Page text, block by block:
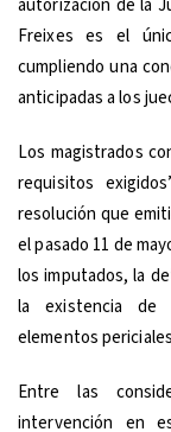
autorización de la
Freixes es el
cumpliendo una
anticipadas a los
Los magistrados
requisitos
resolución que
el pasado 11 de
los imputados, la
la existencia de
elementos
Entre las
intervención en